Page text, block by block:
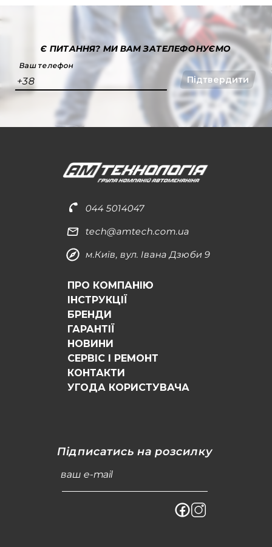
Є ПИТАННЯ?МИ ВАМ ЗАТЕЛЕФОНУЄМО
Ваш телефон
+38 Підтвердити
044 5014047
tech@amtech.com.ua
м.Київ, вул. Івана Дзюби 9
ПРО КОМПАНІЮ
ІНСТРУКЦІЇ
БРЕНДИ
ГАРАНТІЇ
НОВИНИ
СЕРВІС І РЕМОНТ
КОНТАКТИ
УГОДА КОРИСТУВАЧА
Підписатись на розсилку
ваш e-mail